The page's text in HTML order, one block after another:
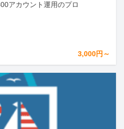
アカウント運用のプロ
3,000円～